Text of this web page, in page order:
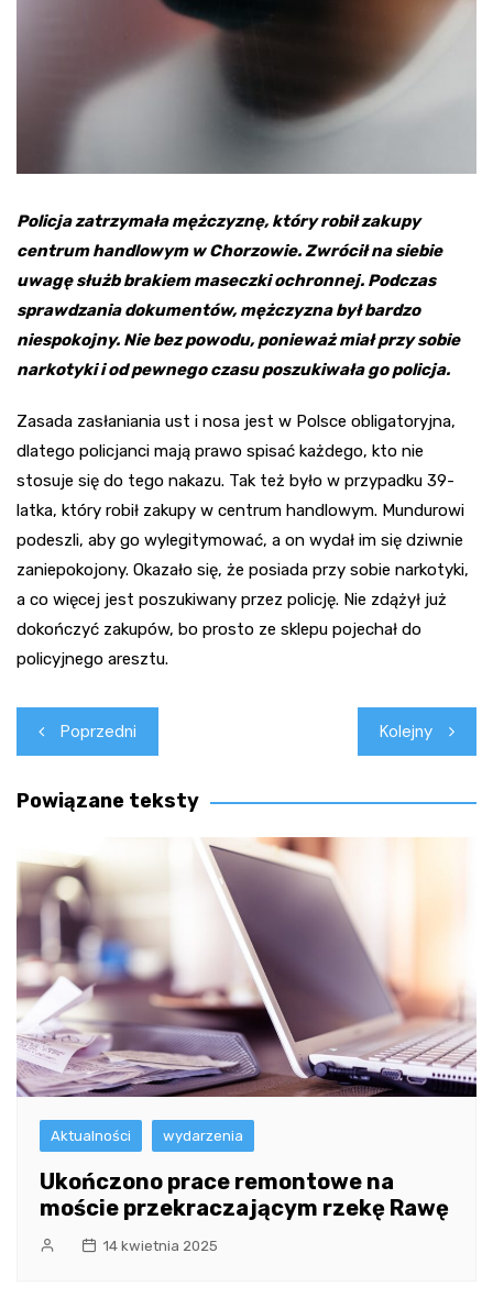
Policja zatrzymała mężczyznę, który robił zakupy
centrum handlowym w Chorzowie. Zwrócił na siebie
uwagę służb brakiem maseczki ochronnej. Podczas
sprawdzania dokumentów, mężczyzna był bardzo
niespokojny. Nie bez powodu, ponieważ miał przy sobie
narkotyki i od pewnego czasu poszukiwała go policja.
Zasada zasłaniania ust i nosa jest w Polsce obligatoryjna,
dlatego policjanci mają prawo spisać każdego, kto nie
stosuje się do tego nakazu. Tak też było w przypadku 39-
latka, który robił zakupy w centrum handlowym. Mundurowi
podeszli, aby go wylegitymować, a on wydał im się dziwnie
zaniepokojony. Okazało się, że posiada przy sobie narkotyki,
a co więcej jest poszukiwany przez policję. Nie zdążył już
dokończyć zakupów, bo prosto ze sklepu pojechał do
policyjnego aresztu.
Nawigacja
wpisu
Poprzedni Kolejny
Powiązane teksty
Aktualności wydarzenia
Ukończono prace remontowe na
moście przekraczającym rzekę Rawę
14 kwietnia 2025